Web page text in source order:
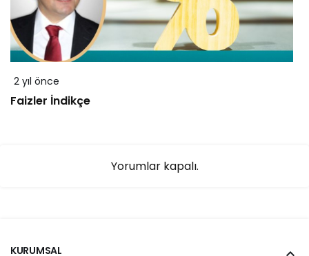
2 yıl önce
Faizler İndikçe
Yorumlar kapalı.
KURUMSAL